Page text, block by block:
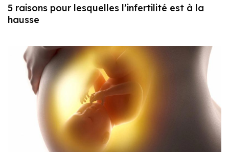
5 raisons pour lesquelles l’infertilité est à la
hausse